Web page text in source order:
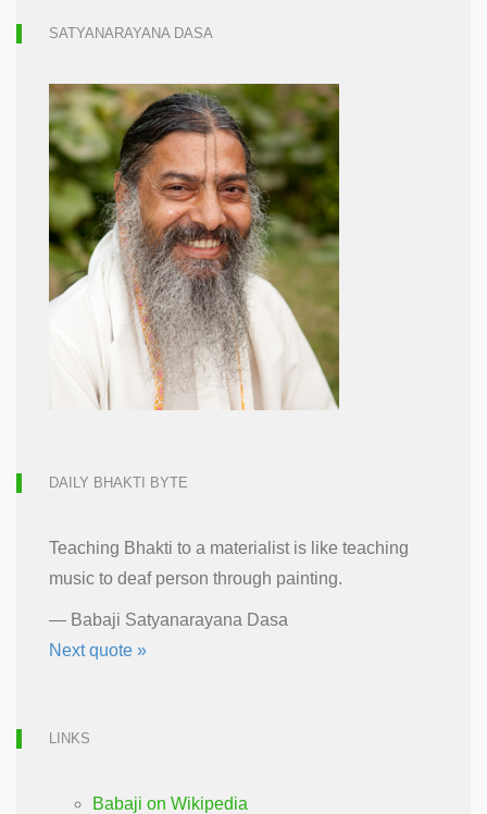
SATYANARAYANA DASA
DAILY BHAKTI BYTE
Teaching Bhakti to a materialist is like teaching
music to deaf person through painting.
— Babaji Satyanarayana Dasa
Next quote »
LINKS
Babaji on Wikipedia